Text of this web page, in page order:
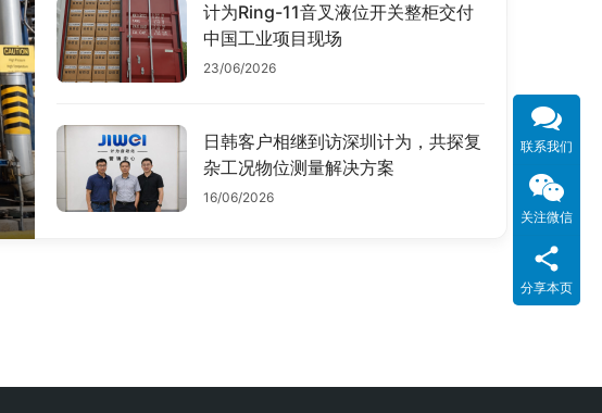
计为Ring-11音叉液位开关整柜交付
中国工业项目现场
23/06/2026
日韩客户相继到访深圳计为，共探复
杂工况物位测量解决方案
16/06/2026
联系我们
关注微信
分享本页